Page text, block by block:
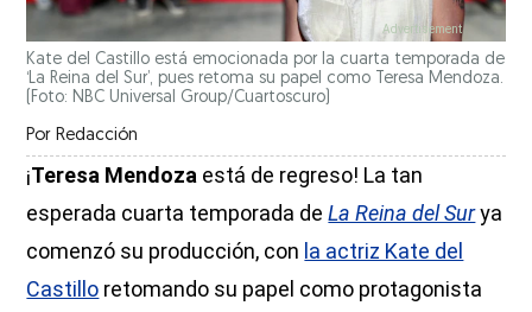
Kate del Castillo está emocionada por la cuarta temporada de
‘La Reina del Sur’, pues retoma su papel como Teresa Mendoza.
(Foto: NBC Universal Group/Cuartoscuro)
Por Redacción
¡Teresa Mendoza está de regreso! La tan
esperada cuarta temporada deLa Reina del Surya
comenzó su producción, con la actriz Kate del
Castillo retomando su papel como protagonista